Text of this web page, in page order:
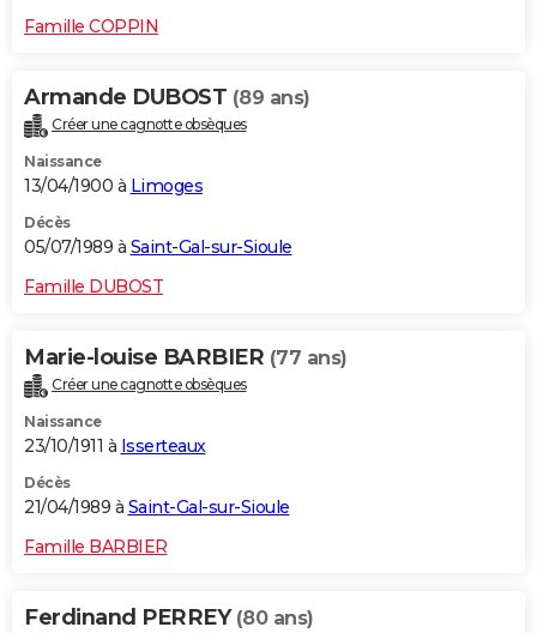
Famille COPPIN
Armande DUBOST (89 ans)
Créer une cagnotte obsèques
Naissance
13/04/1900 à Limoges
Décès
05/07/1989 à Saint-Gal-sur-Sioule
Famille DUBOST
Marie-louise BARBIER (77 ans)
Créer une cagnotte obsèques
Naissance
23/10/1911 à Isserteaux
Décès
21/04/1989 à Saint-Gal-sur-Sioule
Famille BARBIER
Ferdinand PERREY (80 ans)